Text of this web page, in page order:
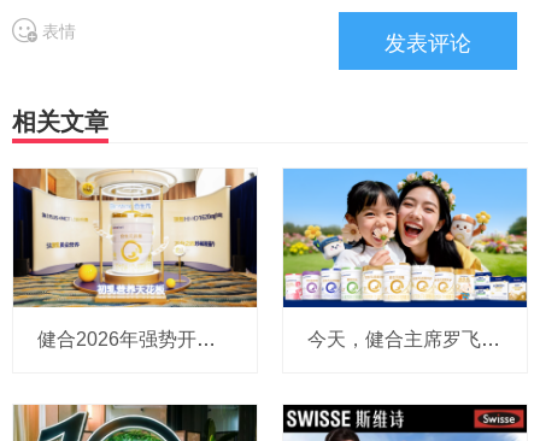
表情
相关文章
健合2026年强势开局：一季度营收增长33.8%，推出HMO奶粉锚定增长新引擎，Swisse加速渗透新兴渠道 今天，健合主席罗飞说：Swisse首次跻身10亿美元品牌，奶粉业务强劲反弹，宠物食品北美迅速跻身Tik Tok头部品牌